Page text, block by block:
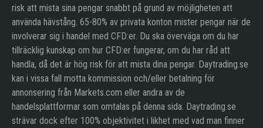
risk att mista sina pengar snabbt på grund av möjligheten att
använda hävstång. 65-80% av privata konton mister pengar när de
involverar sig i handel med CFD:er. Du ska överväga om du har
tillräcklig kunskap om hur CFD:er fungerar, om du har råd att
handla, då det är hög risk för att mista dina pengar. Daytrading.se
kan i vissa fall motta kommission och/eller betalning för
annonsering från Markets.com eller andra av de
handelsplattformar som omtalas på denna sida. Daytrading.se
strävar dock efter 100% objektivitet i likhet med vad man finner